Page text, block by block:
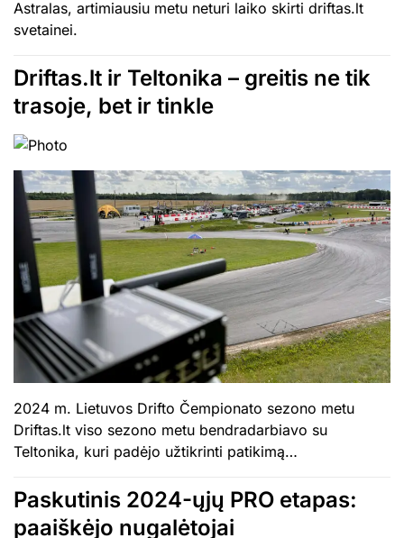
Astralas, artimiausiu metu neturi laiko skirti driftas.lt
svetainei.
Driftas.lt ir Teltonika – greitis ne tik
trasoje, bet ir tinkle
2024 m. Lietuvos Drifto Čempionato sezono metu
Driftas.lt viso sezono metu bendradarbiavo su
Teltonika, kuri padėjo užtikrinti patikimą…
Paskutinis 2024-ųjų PRO etapas:
paaiškėjo nugalėtojai